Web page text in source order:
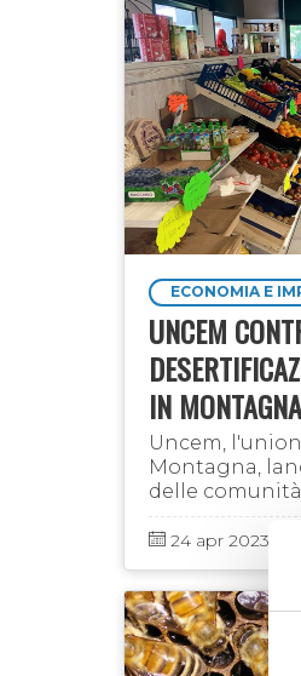
ECONOMIA E
UNCEM
IN MONTAGNA
Uncem,
Montagna,
delle
Appennini
24 apr 2023